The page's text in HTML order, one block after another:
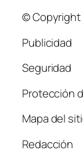
© Copyright
Publicidad
Seguridad
Protección
Mapa del
Redacción